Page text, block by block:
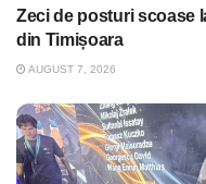
Zeci de posturi scoase
din Timișoara
AUGUST 7, 2026